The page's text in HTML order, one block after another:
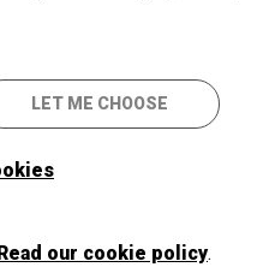
closer!
LET ME CHOOSE
our cookie policy.